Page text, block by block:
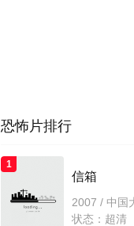
恐怖片排行
1
信箱
2007 / 中国
状态：超清